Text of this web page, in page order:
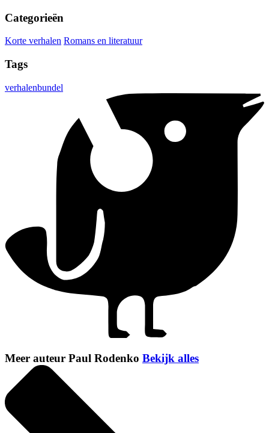
Categorieën
Korte verhalen Romans en literatuur
Tags
verhalenbundel
Meer auteur Paul Rodenko Bekijk alles